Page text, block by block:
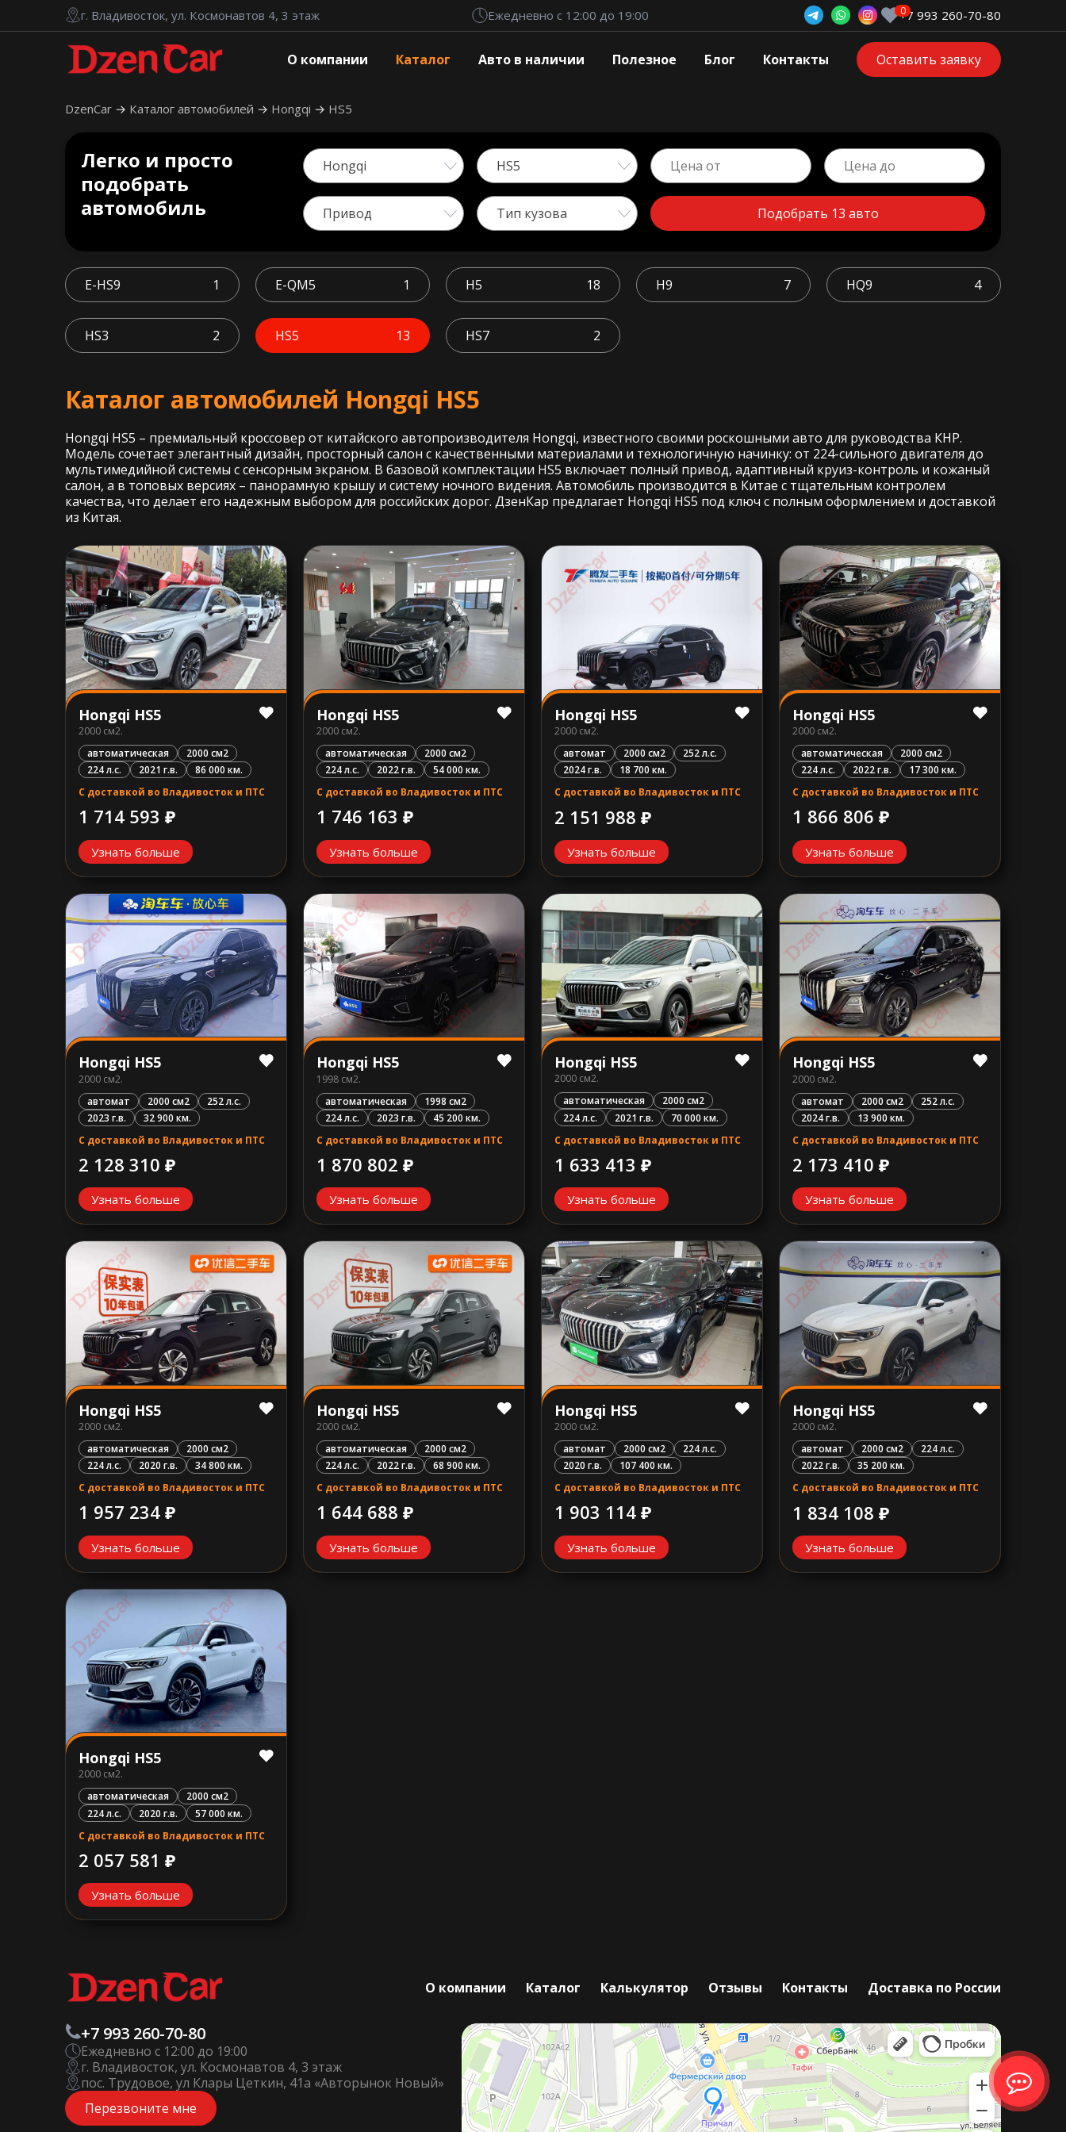
г. Владивосток, ул. Космонавтов 4, 3 этаж Ежедневно с 12:00 до 19:00 +7 993 260-70-80
О компании Каталог Авто в наличии Полезное Блог Контакты Оставить заявку
DzenCar Каталог автомобилей Hongqi HS5
Легко и просто
подобрать
автомобиль
Hongqi HS5
Привод Тип кузова Подобрать 13 авто
E-HS9 1 E-QM5 1 H5 18 H9 7 HQ9 4
HS3 2 HS5 13 HS7 2
Каталог автомобилей Hongqi HS5
Hongqi HS5 – премиальный кроссовер от китайского автопроизводителя Hongqi, известного своими роскошными авто для руководства КНР.
Модель сочетает элегантный дизайн, просторный салон с качественными материалами и технологичную начинку: от 224-сильного двигателя до
мультимедийной системы с сенсорным экраном. В базовой комплектации HS5 включает полный привод, адаптивный круиз-контроль и кожаный
салон, а в топовых версиях – панорамную крышу и систему ночного видения. Автомобиль производится в Китае с тщательным контролем
качества, что делает его надежным выбором для российских дорог. ДзенКар предлагает Hongqi HS5 под ключ с полным оформлением и доставкой
из Китая.
Hongqi HS5
2000 см2.
автоматическая
2000 см2
224 л.с.
2021 г.в.
86 000 км.
С доставкой во Владивосток и ПТС
1 714 593 ₽
Узнать больше
Hongqi HS5
2000 см2.
автоматическая
2000 см2
224 л.с.
2022 г.в.
54 000 км.
С доставкой во Владивосток и ПТС
1 746 163 ₽
Узнать больше
Hongqi HS5
2000 см2.
автомат
2000 см2
252 л.с.
2024 г.в.
18 700 км.
С доставкой во Владивосток и ПТС
2 151 988 ₽
Узнать больше
Hongqi HS5
2000 см2.
автоматическая
2000 см2
224 л.с.
2022 г.в.
17 300 км.
С доставкой во Владивосток и ПТС
1 866 806 ₽
Узнать больше
Hongqi HS5
2000 см2.
автомат
2000 см2
252 л.с.
2023 г.в.
32 900 км.
С доставкой во Владивосток и ПТС
2 128 310 ₽
Узнать больше
Hongqi HS5
1998 см2.
автоматическая
1998 см2
224 л.с.
2023 г.в.
45 200 км.
С доставкой во Владивосток и ПТС
1 870 802 ₽
Узнать больше
Hongqi HS5
2000 см2.
автоматическая
2000 см2
224 л.с.
2021 г.в.
70 000 км.
С доставкой во Владивосток и ПТС
1 633 413 ₽
Узнать больше
Hongqi HS5
2000 см2.
автомат
2000 см2
252 л.с.
2024 г.в.
13 900 км.
С доставкой во Владивосток и ПТС
2 173 410 ₽
Узнать больше
Hongqi HS5
2000 см2.
автоматическая
2000 см2
224 л.с.
2020 г.в.
34 800 км.
С доставкой во Владивосток и ПТС
1 957 234 ₽
Узнать больше
Hongqi HS5
2000 см2.
автоматическая
2000 см2
224 л.с.
2022 г.в.
68 900 км.
С доставкой во Владивосток и ПТС
1 644 688 ₽
Узнать больше
Hongqi HS5
2000 см2.
автомат
2000 см2
224 л.с.
2020 г.в.
107 400 км.
С доставкой во Владивосток и ПТС
1 903 114 ₽
Узнать больше
Hongqi HS5
2000 см2.
автомат
2000 см2
224 л.с.
2022 г.в.
35 200 км.
С доставкой во Владивосток и ПТС
1 834 108 ₽
Узнать больше
Hongqi HS5
2000 см2.
автоматическая
2000 см2
224 л.с.
2020 г.в.
57 000 км.
С доставкой во Владивосток и ПТС
2 057 581 ₽
Узнать больше
О компании Каталог Калькулятор Отзывы Контакты Доставка по России
+7 993 260-70-80
Ежедневно с 12:00 до 19:00
г. Владивосток, ул. Космонавтов 4, 3 этаж
пос. Трудовое, ул Клары Цеткин, 41а «Авторынок Новый»
Перезвоните мне